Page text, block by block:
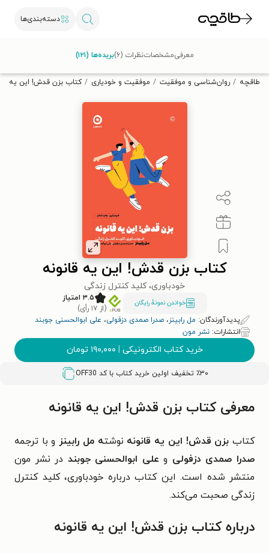
دسته‌بندی‌ها
تخفیف از طاقچه دریافت کن.
طاقچه روان‌شناسی و موفقیت موفقیت و خودیاری کتاب بزن قدش! این یه
کتاب بزن قدش! این یه قانونه
خودباوری، کلید کنترل زندگی
خواندن نمونۀ رایگان
۳.۵ امتیاز
(از ۱۷ رأی)
پدیدآورندگان: مل رابینز، صدرا صمدی دزفولی، علی ابوالحسنی جوبند
انتشارات: نشر مون
خرید کتاب الکترونیکی | ۱۹۰,۰۰۰ تومان
٪۳۰ تخفیف اولین خرید کتاب با کد OFF30
معرفیمشخصاتنظرات (۶) بریده‌ها (۱۲۱)
معرفی کتاب بزن قدش! این یه قانونه
کتاب بزن قدش! این یه قانونه نوشته مل رابینز و با ترجمه
صدرا صمدی دزفولی وعلی ابوالحسنی جوبند در نشر مون
منتشر شده است. این کتاب درباره خودباوری، کلید کنترل
زندگی صحبت می‌کند.
درباره کتاب بزن قدش! این یه قانونه